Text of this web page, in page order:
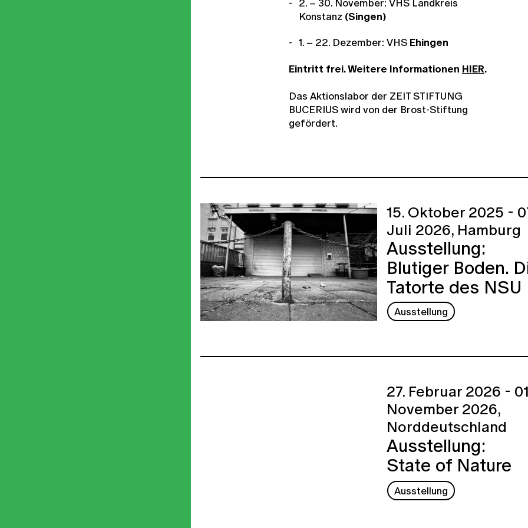
Konstanz (Singen)
1. – 22. Dezember: VHS Ehingen
Eintritt frei. Weitere Informationen HIER.
Das Aktionslabor der ZEIT STIFTUNG
BUCERIUS wird von der Brost-Stiftung
gefördert.
15. Oktober 2025 -
Juli 2026, Hamburg
Ausstellung:
Blutiger Boden.
Tatorte des NSU
Ausstellung
27. Februar 2026 -
November 2026,
Norddeutschland
Ausstellung:
State of Nature
Ausstellung